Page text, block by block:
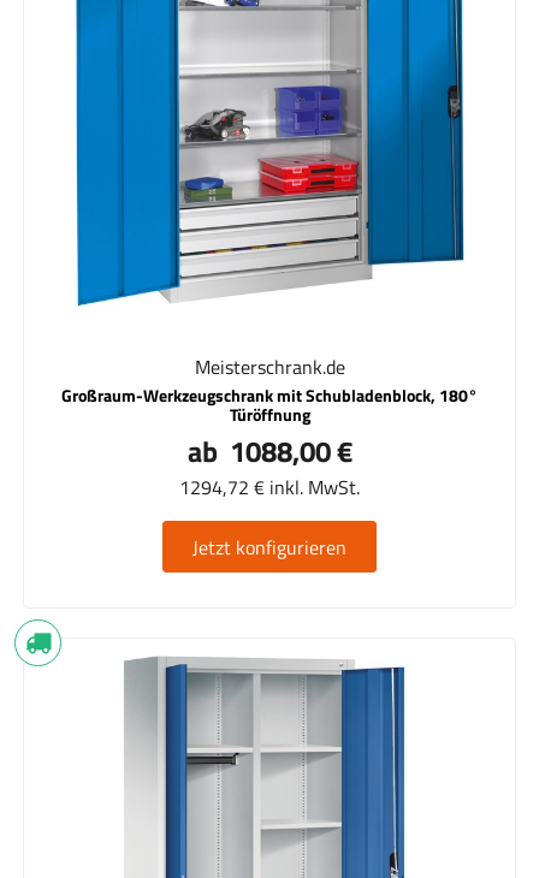
Meisterschrank.de
Großraum-Werkzeugschrank mit Schubladenblock, 180°
Türöffnung
ab 1088,00 €
1294,72 € inkl. MwSt.
Jetzt konfigurieren